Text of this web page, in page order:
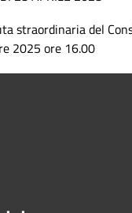
straordinaria del
2025 ore 16.00